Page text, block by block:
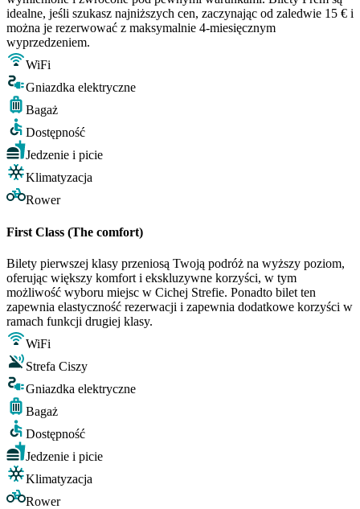
idealne, jeśli szukasz najniższych cen, zaczynając od zaledwie 15 € i
można je rezerwować z maksymalnie 4-miesięcznym
wyprzedzeniem.
WiFi
Gniazdka elektryczne
Bagaż
Dostępność
Jedzenie i picie
Klimatyzacja
Rower
First Class (The comfort)
Bilety pierwszej klasy przeniosą Twoją podróż na wyższy poziom,
oferując większy komfort i ekskluzywne korzyści, w tym
możliwość wyboru miejsc w Cichej Strefie. Ponadto bilet ten
zapewnia elastyczność rezerwacji i zapewnia dodatkowe korzyści w
ramach funkcji drugiej klasy.
WiFi
Strefa Ciszy
Gniazdka elektryczne
Bagaż
Dostępność
Jedzenie i picie
Klimatyzacja
Rower